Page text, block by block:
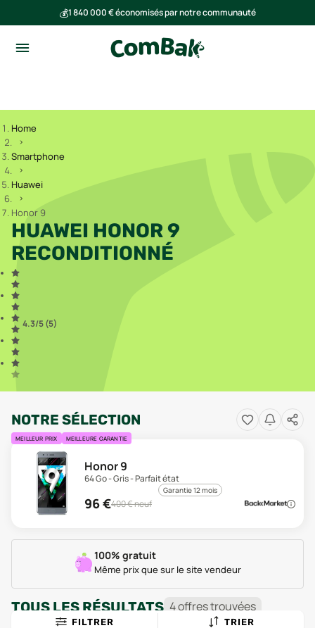
💰1 840 000 € économisés par notre communauté
Home
Smartphone
Huawei
Honor 9
HUAWEI HONOR 9
RECONDITIONNÉ
4.3/5 (5)
NOTRE SÉLECTION
MEILLEUR PRIX MEILLEURE GARANTIE
Honor 9
64 Go - Gris - Parfait état
Garantie 12 mois
96€400€ neuf
100% gratuit
Même prix que sur le site vendeur
TOUS LES RÉSULTATS 4offrestrouvées
FILTRER TRIER